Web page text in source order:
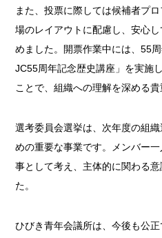
また、投票に際しては候補者プ
場のレイアウトに配慮し、安心
めました。開票作業中には、55
JC55周年記念歴史講座」を実施
ことで、組織への理解を深める貴
選考委員会選挙は、次年度の組
めの重要な事業です。メンバー
事として考え、主体的に関わる
た。
ひびき青年会議所は、今後も公